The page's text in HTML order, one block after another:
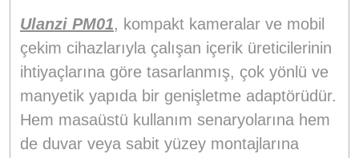
Ulanzi PM01, kompakt kameralar ve mobil
çekim cihazlarıyla çalışan içerik üreticilerinin
ihtiyaçlarına göre tasarlanmış, çok yönlü ve
manyetik yapıda bir genişletme adaptörüdür.
Hem masaüstü kullanım senaryolarına hem
de duvar veya sabit yüzey montajlarına